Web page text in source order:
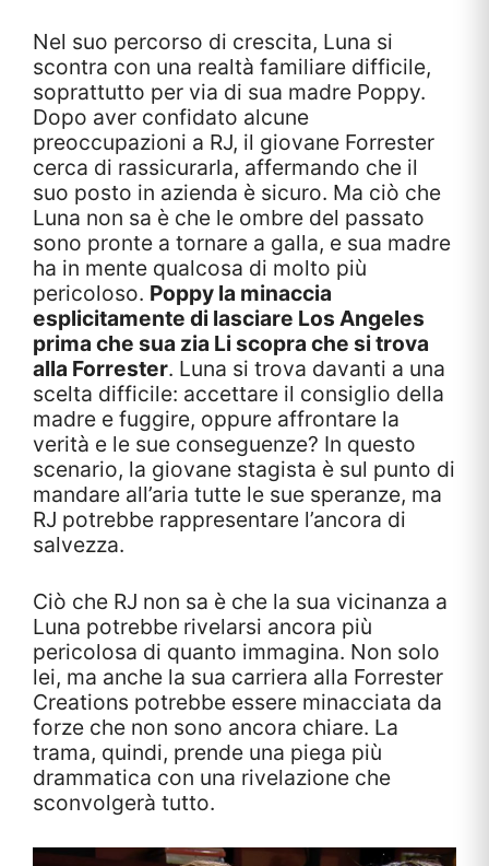
Nel suo percorso di crescita, Luna si
scontra con una realtà familiare difficile,
soprattutto per via di sua madre Poppy.
Dopo aver confidato alcune
preoccupazioni a RJ, il giovane Forrester
cerca di rassicurarla, affermando che il
suo posto in azienda è sicuro. Ma ciò che
Luna non sa è che le ombre del passato
sono pronte a tornare a galla, e sua madre
ha in mente qualcosa di molto più
pericoloso. Poppy la minaccia
esplicitamente di lasciare Los Angeles
prima che sua zia Li scopra che si trova
alla Forrester. Luna si trova davanti a una
scelta difficile: accettare il consiglio della
madre e fuggire, oppure affrontare la
verità e le sue conseguenze? In questo
scenario, la giovane stagista è sul punto di
mandare all’aria tutte le sue speranze, ma
RJ potrebbe rappresentare l’ancora di
salvezza.
Ciò che RJ non sa è che la sua vicinanza a
Luna potrebbe rivelarsi ancora più
pericolosa di quanto immagina. Non solo
lei, ma anche la sua carriera alla Forrester
Creations potrebbe essere minacciata da
forze che non sono ancora chiare. La
trama, quindi, prende una piega più
drammatica con una rivelazione che
sconvolgerà tutto.